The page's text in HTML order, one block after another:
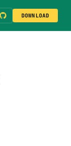
DOWNLOAD